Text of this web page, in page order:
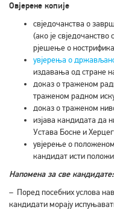
Овјерене копије
свједочанства о
(ако је свједочанство
рјешење о
увјерења о
издавања од стране
доказ о траженом
траженом радном
доказ о траженом
изјава кандидата да
Устава Босне и
увјерење о
кандидат исти
Напомена за све кандидате:
– Поред посебних услова
кандидати морају